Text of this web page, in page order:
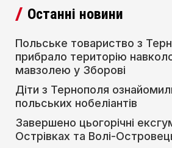
Останні новини
Польське товариство з
прибрало територію
мавзолею у Зборові
Діти з Тернополя
польських нобеліантів
Завершено цьогорічні
Острівках та Волі-